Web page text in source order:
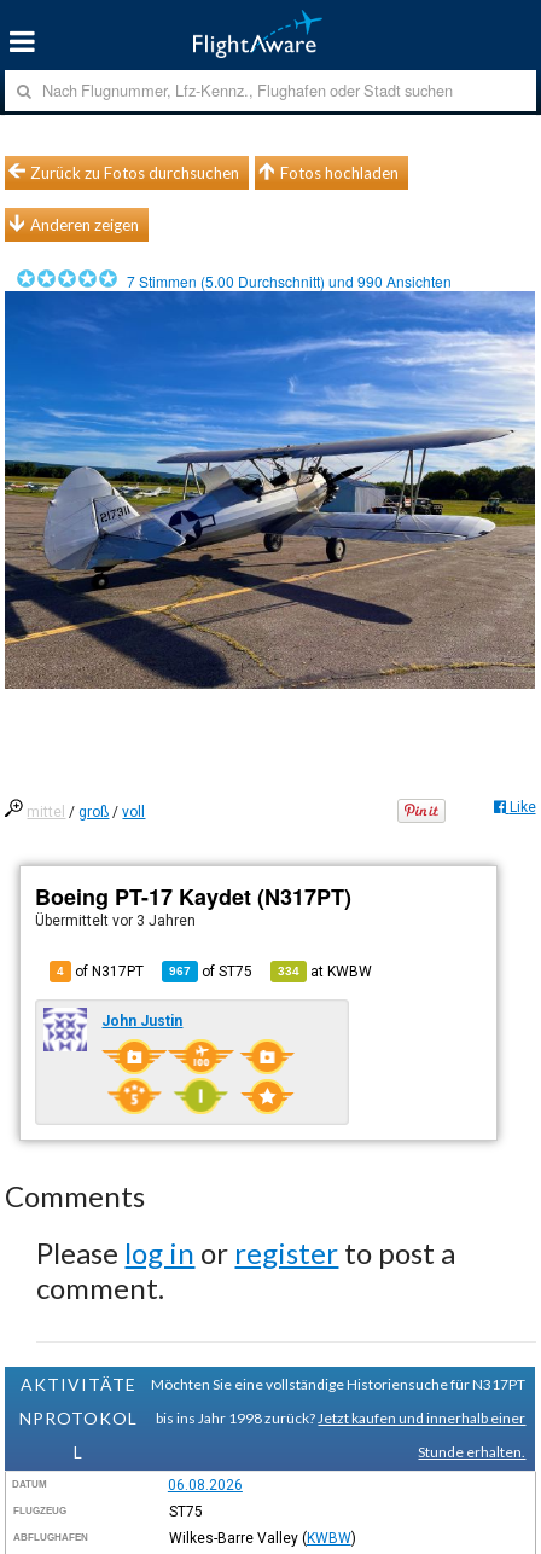
Zurück zu Fotos durchsuchen Fotos hochladen
Anderen zeigen
7Stimmen (5.00 Durchschnitt) und990 Ansichten
mittel /groß /voll Like
Boeing PT-17 Kaydet (N317PT)
Übermitteltvor 3 Jahren
4 of N317PT 967 ofST75 334 atKWBW
John Justin
Comments
Please log in or register to post a
comment.
AKTIVITÄTE
NPROTOKOL
L
Möchten Sie eine vollständige Historiensuche für N317PT
bis ins Jahr 1998 zurück? Jetzt kaufen und innerhalb einer
Stunde erhalten.
DATUM 06.08.2026
FLUGZEUG ST75
ABFLUGHAFEN Wilkes-Barre Valley (KWBW)